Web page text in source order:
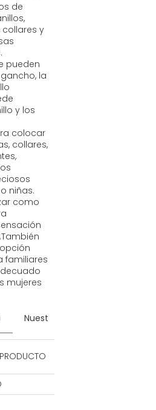
de
collares y
pueden
la
y los
colocar
collares,
niñas.
como
familiares
mujeres
Nuestros servicios